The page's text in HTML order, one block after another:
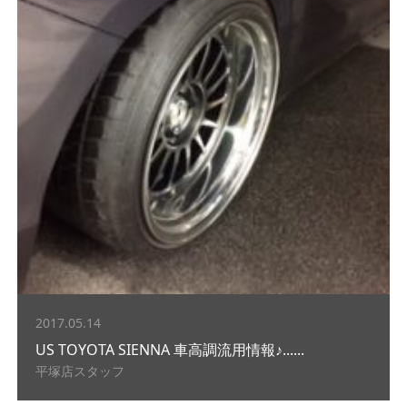
2017.05.14
US TOYOTA SIENNA 車高調流用情報♪......
平塚店スタッフ